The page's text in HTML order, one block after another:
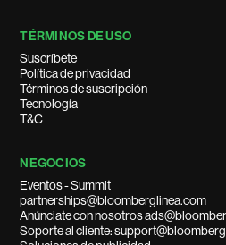
TÉRMINOS DE USO
Suscríbete
Política de privacidad
Términos de suscripción
Tecnología
T&C
NEGOCIOS
Eventos - Summit
partnerships@bloomberglinea.com
Anúnciate con nosotros
Soporte al cliente: